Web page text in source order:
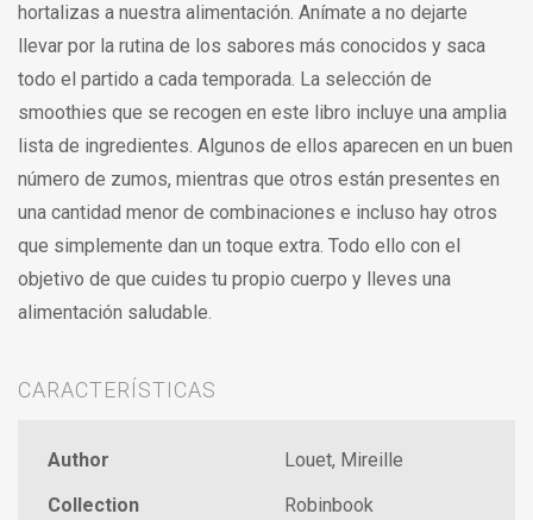
hortalizas a nuestra alimentación. Anímate a no dejarte
llevar por la rutina de los sabores más conocidos y saca
todo el partido a cada temporada. La selección de
smoothies que se recogen en este libro incluye una amplia
lista de ingredientes. Algunos de ellos aparecen en un buen
número de zumos, mientras que otros están presentes en
una cantidad menor de combinaciones e incluso hay otros
que simplemente dan un toque extra. Todo ello con el
objetivo de que cuides tu propio cuerpo y lleves una
alimentación saludable.
CARACTERÍSTICAS
Author
Louet, Mireille
Collection
Robinbook